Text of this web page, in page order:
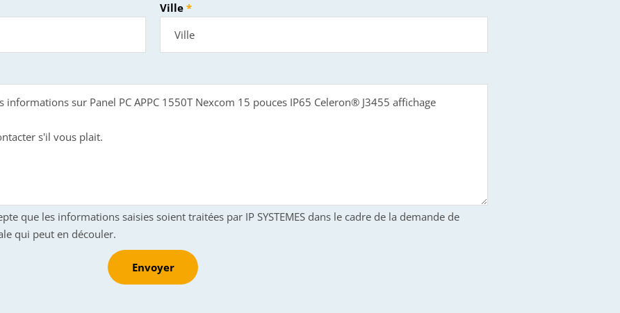
Ville
que les informations saisies soient traitées par IP SYSTEMES dans le cadre de la demande de
qui peut en découler.
Envoyer